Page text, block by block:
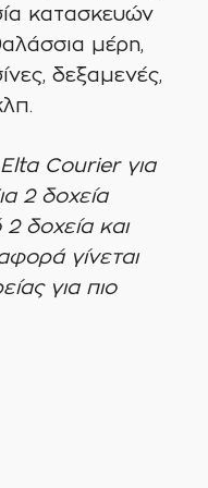
κατασκευών
μέρη,
δεξαμενές,
Courier για
2 δοχεία
δοχεία και
γίνεται
για πιο